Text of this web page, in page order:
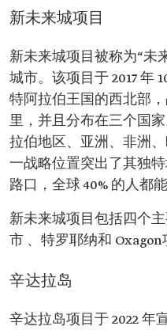
新未来城项目
新未来城项目被称为“未
城市。该项目于 2017 年
特阿拉伯王国的西北部
里，并且分布在三个国
拉伯地区、亚洲、非洲
一战略位置突出了其独
路口，全球 40% 的人都
新未来城项目包括四个
市 、特罗耶纳和 Oxagon
辛达拉岛
辛达拉岛项目于 2022 年